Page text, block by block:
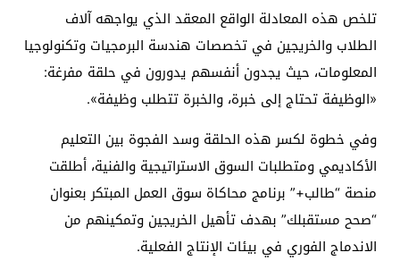
تلخص هذه المعادلة الواقع المعقد الذي يواجهه آلاف
الطلاب والخريجين في تخصصات هندسة البرمجيات وتكنولوجيا
المعلومات، حيث يجدون أنفسهم يدورون في حلقة مفرغة:
«الوظيفة تحتاج إلى خبرة، والخبرة تتطلب وظيفة».
وفي خطوة لكسر هذه الحلقة وسد الفجوة بين التعليم
الأكاديمي ومتطلبات السوق الاستراتيجية والفنية، أطلقت
منصة “طالب+” برنامج محاكاة سوق العمل المبتكر بعنوان
“صحح مستقبلك” بهدف تأهيل الخريجين وتمكينهم من
الاندماج الفوري في بيئات الإنتاج الفعلية.